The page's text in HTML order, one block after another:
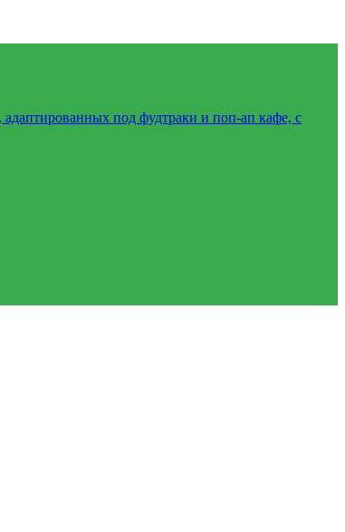
под фудтраки и поп-ап кафе, с